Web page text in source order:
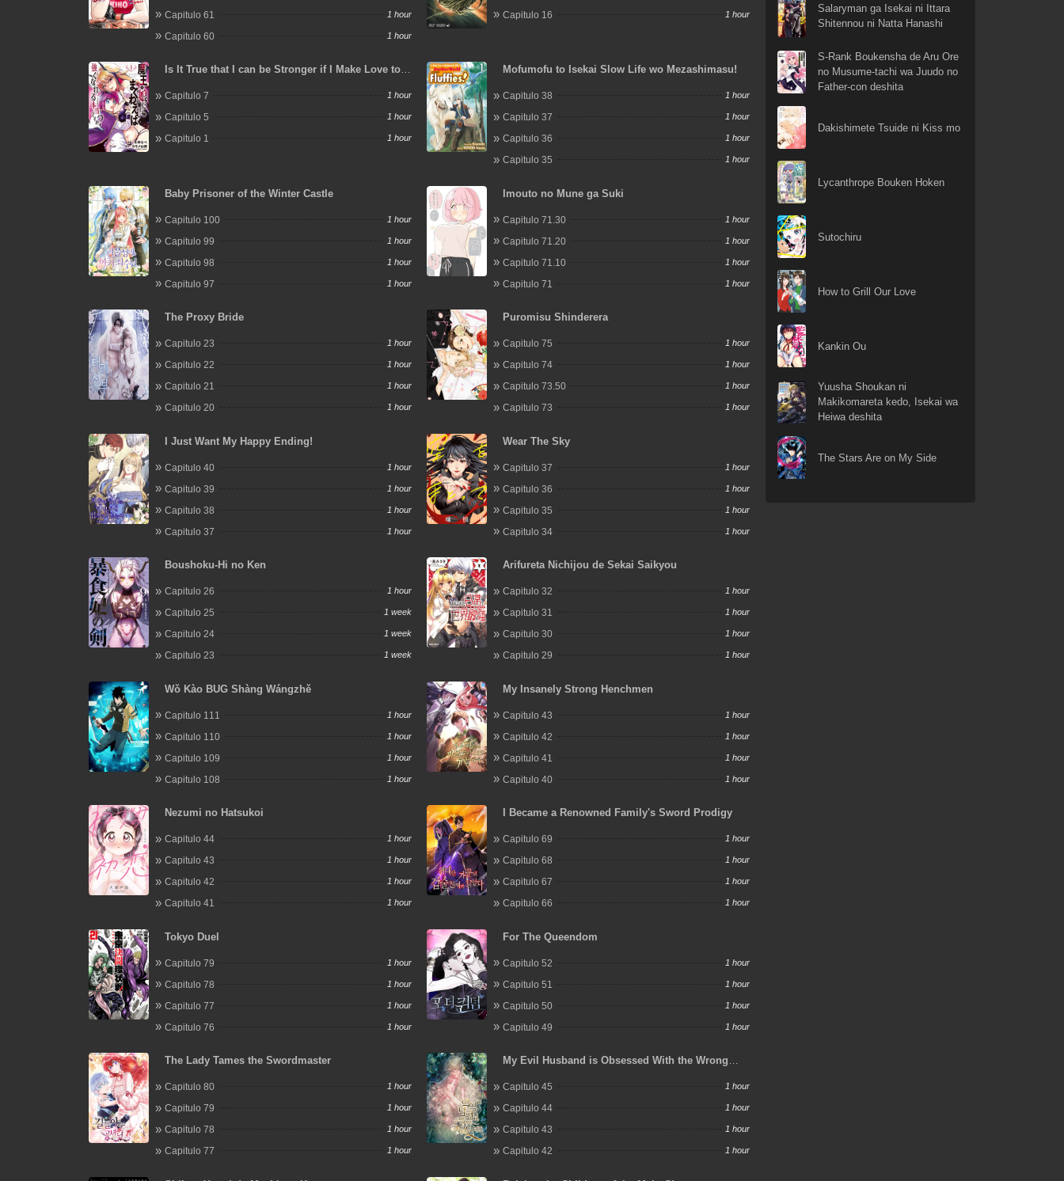
Capitulo 61 1 hour
Capitulo 60 1 hour
Capitulo 16 1 hour
Is It True that I can be Stronger if I Make Love to
Capitulo 7 1 hour
Capitulo 5 1 hour
Capitulo 1 1 hour
Mofumofu to Isekai Slow Life wo Mezashimasu!
Capitulo 38 1 hour
Capitulo 37 1 hour
Capitulo 36 1 hour
Capitulo 35 1 hour
Baby Prisoner of the Winter Castle
Capitulo 100 1 hour
Capitulo 99 1 hour
Capitulo 98 1 hour
Capitulo 97 1 hour
Imouto no Mune ga Suki
Capitulo 71.30 1 hour
Capitulo 71.20 1 hour
Capitulo 71.10 1 hour
Capitulo 71 1 hour
The Proxy Bride
Capitulo 23 1 hour
Capitulo 22 1 hour
Capitulo 21 1 hour
Capitulo 20 1 hour
Puromisu Shinderera
Capitulo 75 1 hour
Capitulo 74 1 hour
Capitulo 73.50 1 hour
Capitulo 73 1 hour
I Just Want My Happy Ending!
Capitulo 40 1 hour
Capitulo 39 1 hour
Capitulo 38 1 hour
Capitulo 37 1 hour
Wear The Sky
Capitulo 37 1 hour
Capitulo 36 1 hour
Capitulo 35 1 hour
Capitulo 34 1 hour
Boushoku-Hi no Ken
Capitulo 26 1 hour
Capitulo 25 1 week
Capitulo 24 1 week
Capitulo 23 1 week
Arifureta Nichijou de Sekai Saikyou
Capitulo 32 1 hour
Capitulo 31 1 hour
Capitulo 30 1 hour
Capitulo 29 1 hour
Wǒ Kào BUG Shàng Wángzhě
Capitulo 111 1 hour
Capitulo 110 1 hour
Capitulo 109 1 hour
Capitulo 108 1 hour
My Insanely Strong Henchmen
Capitulo 43 1 hour
Capitulo 42 1 hour
Capitulo 41 1 hour
Capitulo 40 1 hour
Nezumi no Hatsukoi
Capitulo 44 1 hour
Capitulo 43 1 hour
Capitulo 42 1 hour
Capitulo 41 1 hour
I Became a Renowned Family's Sword Prodigy
Capitulo 69 1 hour
Capitulo 68 1 hour
Capitulo 67 1 hour
Capitulo 66 1 hour
Tokyo Duel
Capitulo 79 1 hour
Capitulo 78 1 hour
Capitulo 77 1 hour
Capitulo 76 1 hour
For The Queendom
Capitulo 52 1 hour
Capitulo 51 1 hour
Capitulo 50 1 hour
Capitulo 49 1 hour
The Lady Tames the Swordmaster
Capitulo 80 1 hour
Capitulo 79 1 hour
Capitulo 78 1 hour
Capitulo 77 1 hour
My Evil Husband is Obsessed With the Wrong
Capitulo 45 1 hour
Capitulo 44 1 hour
Capitulo 43 1 hour
Capitulo 42 1 hour
Salaryman ga Isekai ni Ittara
Shitennou ni Natta Hanashi
S-Rank Boukensha de Aru Ore
no Musume-tachi wa Juudo no
Father-con deshita
Dakishimete Tsuide ni Kiss mo
Lycanthrope Bouken Hoken
Sutochiru
How to Grill Our Love
Kankin Ou
Yuusha Shoukan ni
Makikomareta kedo, Isekai wa
Heiwa deshita
The Stars Are on My Side